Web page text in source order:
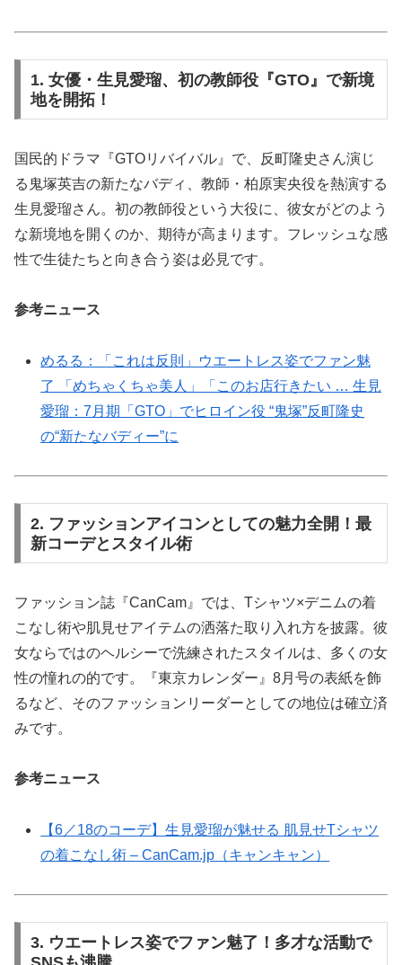
1. 女優・生見愛瑠、初の教師役『GTO』で新境
地を開拓！
国民的ドラマ『GTOリバイバル』で、反町隆史さん演じ
る鬼塚英吉の新たなバディ、教師・柏原実央役を熱演する
生見愛瑠さん。初の教師役という大役に、彼女がどのよう
な新境地を開くのか、期待が高まります。フレッシュな感
性で生徒たちと向き合う姿は必見です。
参考ニュース
めるる：「これは反則」ウエートレス姿でファン魅
了 「めちゃくちゃ美人」「このお店行きたい … 生見
愛瑠：7月期「GTO」でヒロイン役 “鬼塚”反町隆史
の“新たなバディー”に
2. ファッションアイコンとしての魅力全開！最
新コーデとスタイル術
ファッション誌『CanCam』では、Tシャツ×デニムの着
こなし術や肌見せアイテムの洒落た取り入れ方を披露。彼
女ならではのヘルシーで洗練されたスタイルは、多くの女
性の憧れの的です。『東京カレンダー』8月号の表紙を飾
るなど、そのファッションリーダーとしての地位は確立済
みです。
参考ニュース
【6／18のコーデ】生見愛瑠が魅せる 肌見せTシャツ
の着こなし術 – CanCam.jp（キャンキャン）
3. ウエートレス姿でファン魅了！多才な活動で